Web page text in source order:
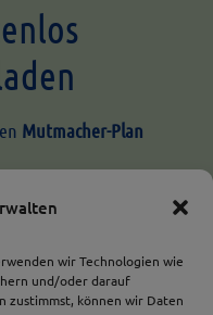
wir Technologien wie
und/oder darauf
zustimmst, können wir Daten
Mutmacher-Plan
Tierfreunde,